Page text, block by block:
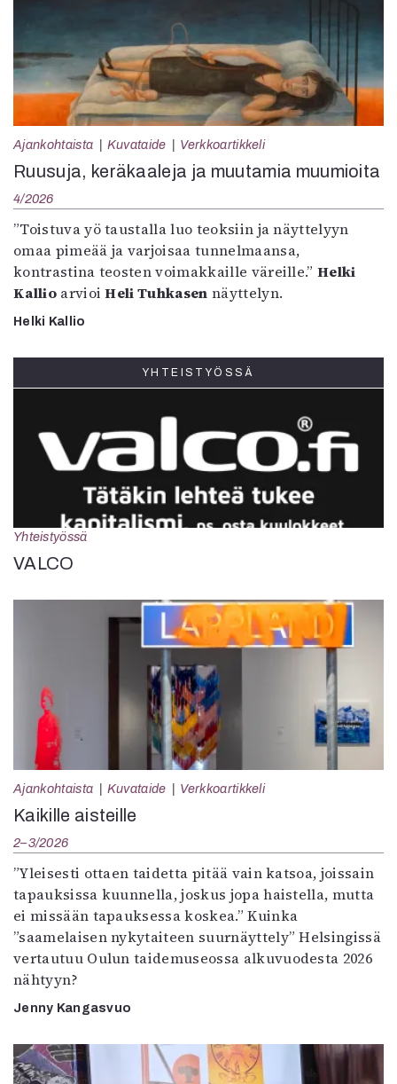
Ajankohtaista Kuvataide Verkkoartikkeli
Ruusuja, keräkaaleja ja muutamia muumioita
4/2026
”Toistuva yö taustalla luo teoksiin ja näyttelyyn
omaa pimeää ja varjoisaa tunnelmaansa,
kontrastina teosten voimakkaille väreille.”Helki
KallioarvioiHeli Tuhkasen näyttelyn.
Helki Kallio
YHTEISTYÖSSÄ
Yhteistyössä
VALCO
Ajankohtaista Kuvataide Verkkoartikkeli
Kaikille aisteille
2–3/2026
”Yleisesti ottaen taidetta pitää vain katsoa, joissain
tapauksissa kuunnella, joskus jopa haistella, mutta
ei missään tapauksessa koskea.” Kuinka
”saamelaisen nykytaiteen suurnäyttely” Helsingissä
vertautuu Oulun taidemuseossa alkuvuodesta 2026
nähtyyn?
Jenny Kangasvuo